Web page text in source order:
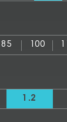
85 100
1.2